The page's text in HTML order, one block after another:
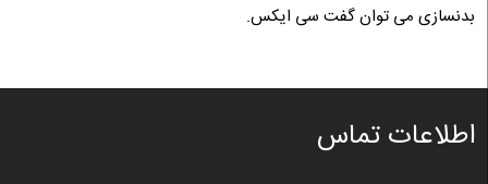
بدنسازی می توان گفت سی ایکس.
اطلاعات تماس